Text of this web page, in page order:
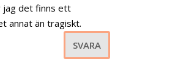
jag det finns ett
annat än tragiskt.
SVARA